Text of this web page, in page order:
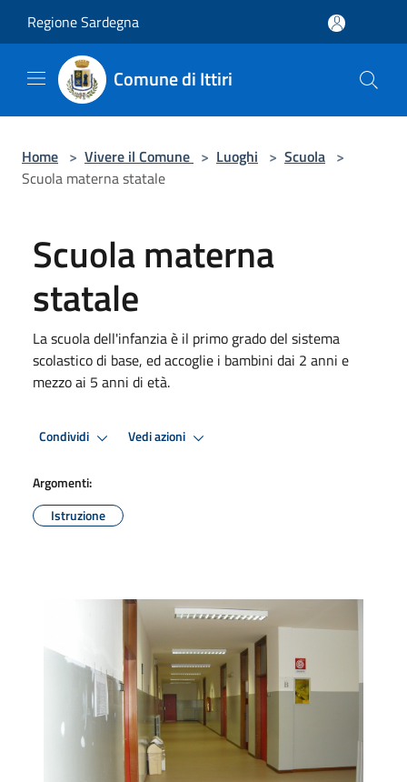
Regione Sardegna
Comune di Ittiri
Home > Vivere il Comune > Luoghi > Scuola >
Scuola materna statale
Scuola materna
statale
La scuola dell'infanzia è il primo grado del sistema
scolastico di base, ed accoglie i bambini dai 2 anni e
mezzo ai 5 anni di età.
Condividi Vedi azioni
Argomenti:
Istruzione